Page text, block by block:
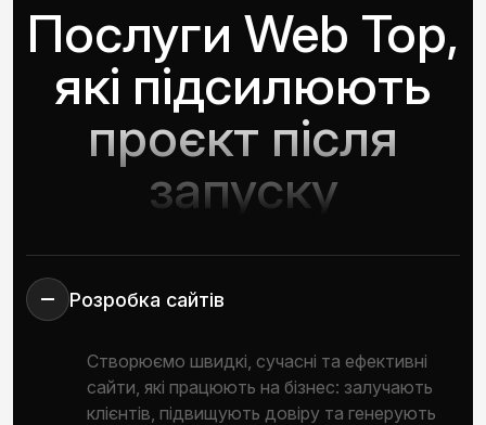
Послуги Web Top,
які підсилюють
проєкт після
запуску
Розробка сайтів
Створюємо швидкі, сучасні та ефективні
сайти, які працюють на бізнес: залучають
клієнтів, підвищують довіру та генерують